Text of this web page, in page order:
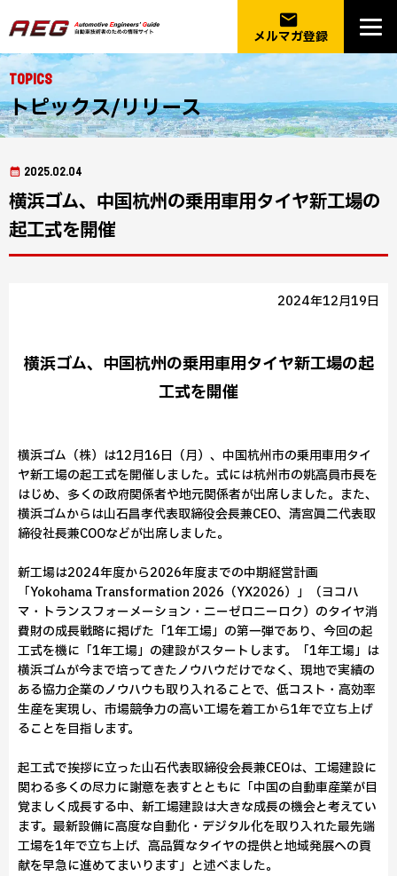
email
メルマガ登録
Topics
トピックス/リリース
2025.02.04
横浜ゴム、中国杭州の乗用車用タイヤ新工場の
起工式を開催
2024年12月19日
横浜ゴム、中国杭州の乗用車用タイヤ新工場の起
工式を開催
横浜ゴム（株）は12月16日（月）、中国杭州市の乗用車用タイ
ヤ新工場の起工式を開催しました。式には杭州市の姚高員市長を
はじめ、多くの政府関係者や地元関係者が出席しました。また、
横浜ゴムからは山石昌孝代表取締役会長兼CEO、清宮眞二代表取
締役社長兼COOなどが出席しました。
新工場は2024年度から2026年度までの中期経営計画
「Yokohama Transformation 2026（YX2026）」（ヨコハ
マ・トランスフォーメーション・ニーゼロニーロク）のタイヤ消
費財の成長戦略に掲げた「1年工場」の第一弾であり、今回の起
工式を機に「1年工場」の建設がスタートします。「1年工場」は
横浜ゴムが今まで培ってきたノウハウだけでなく、現地で実績の
ある協力企業のノウハウも取り入れることで、低コスト・高効率
生産を実現し、市場競争力の高い工場を着工から1年で立ち上げ
ることを目指します。
起工式で挨拶に立った山石代表取締役会長兼CEOは、工場建設に
関わる多くの尽力に謝意を表すとともに「中国の自動車産業が目
覚ましく成長する中、新工場建設は大きな成長の機会と考えてい
ます。最新設備に高度な自動化・デジタル化を取り入れた最先端
工場を1年で立ち上げ、高品質なタイヤの提供と地域発展への貢
献を早急に進めてまいります」と述べました。